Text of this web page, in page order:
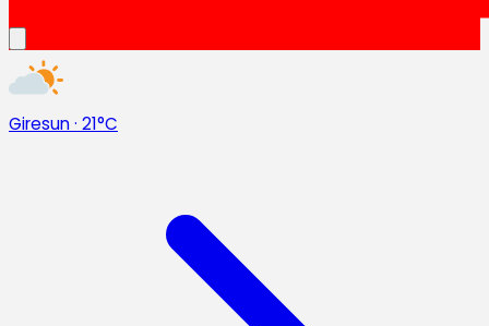
Giresun· 21°C